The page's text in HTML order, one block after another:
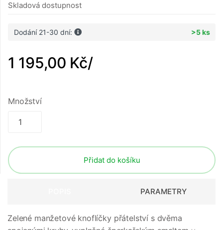
Skladová dostupnost
Dodání 21-30 dní: >5 ks
1 195,00 Kč/
Množství
Přidat do košíku
PARAMETRY
Zelené manžetové knoflíčky přátelství s dvěma